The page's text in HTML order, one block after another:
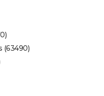
(63490)